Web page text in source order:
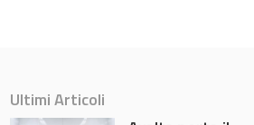
Ultimi Articoli